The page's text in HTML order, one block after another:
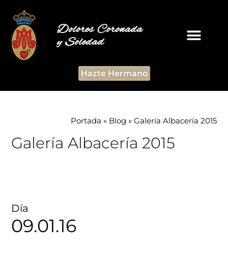
Dolores Coronada
y Soledad
Hazte Hermano
Portada » Blog » Galería Albacería 2015
Galería Albacería 2015
Día
09.01.16